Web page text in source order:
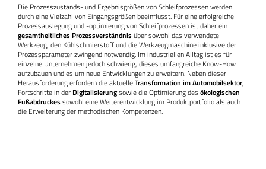
Die Prozesszustands- und Ergebnisgrößen von Schleifprozessen werden
durch eine Vielzahl von Eingangsgrößen beeinflusst. Für eineerfolgreiche
Prozessauslegung und -optimierungvon Schleifprozessen ist daher ein
gesamtheitliches Prozessverständnisüber sowohl das verwendete
Werkzeug, den Kühlschmierstoff und die Werkzeugmaschine inklusive der
Prozessparameter zwingend notwendig. Im industriellen Alltag ist es für
einzelne Unternehmen jedoch schwierig, dieses umfangreiche Know-How
aufzubauen und es um neue Entwicklungen zu erweitern. Neben dieser
Herausforderung erfordern die aktuelleTransformation im Automobilsektor,
Fortschritte in der Digitalisierungsowie die Optimierung des ökologischen
Fußabdruckessowohl eine Weiterentwicklung im Produktportfolio als auch
die Erweiterung der methodischen Kompetenzen.